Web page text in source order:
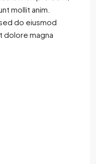
mollit anim.
do eiusmod
dolore magna